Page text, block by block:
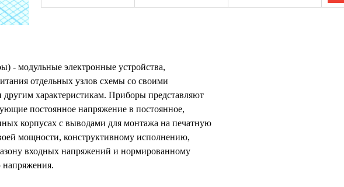
- модульные электронные устройства,
отдельных узлов схемы со своими
характеристикам. Приборы представляют
постоянное напряжение в постоянное,
корпусах с выводами для монтажа на печатную
мощности, конструктивному исполнению,
входных напряжений и нормированному
напряжения.